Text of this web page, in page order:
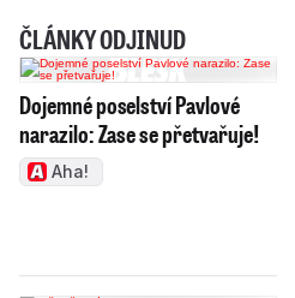
ČLÁNKY ODJINUD
Dojemné poselství Pavlové
narazilo: Zase se přetvařuje!
Aha!